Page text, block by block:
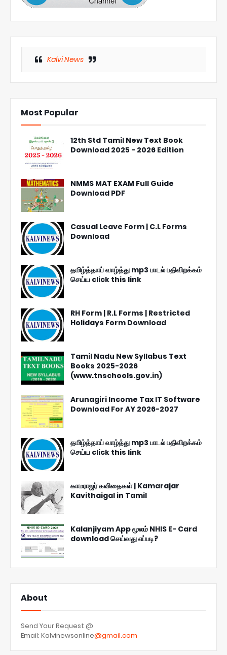
Kalvi News
Most Popular
12th Std Tamil New Text Book
Download 2025 - 2026 Edition
NMMS MAT EXAM Full Guide
Download PDF
Casual Leave Form | C.L Forms
Download
தமிழ்த்தாய் வாழ்த்து mp3 பாடல் பதிவிறக்கம்
செய்ய click this link
RH Form | R.L Forms | Restricted
Holidays Form Download
Tamil Nadu New Syllabus Text
Books 2025-2026
(www.tnschools.gov.in)
Arunagiri Income Tax IT Software
Download For AY 2026-2027
தமிழ்த்தாய் வாழ்த்து mp3 பாடல் பதிவிறக்கம்
செய்ய click this link
காமராஜர் கவிதைகள் | Kamarajar
Kavithaigal in Tamil
Kalanjiyam App மூலம் NHIS E- Card
download செய்வது எப்படி?
About
Send Your Request @
Email: Kalvinewsonline@gmail.com